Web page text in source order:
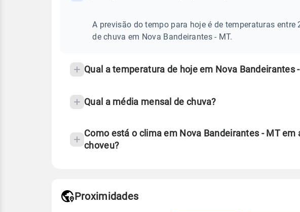
frequentes
temperatura
A previsão do tempo para hoje é de temperaturas entre
de chuva em Nova Bandeirantes - MT.
Qual a temperatura de hoje em Nova Bandeirantes
Qual a média mensal de chuva?
Como está o clima em Nova Bandeirantes - MT
choveu?
Proximidades